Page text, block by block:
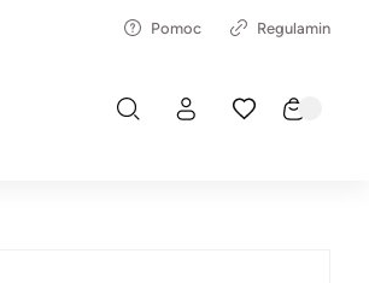
Pomoc Regulamin